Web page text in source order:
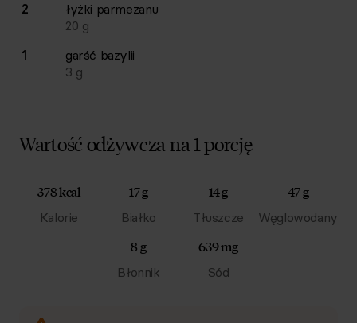
2 łyżki parmezanu
20 g
1
garść bazylii
3 g
Wartość odżywcza na 1 porcję
378 kcal
Kalorie
17 g
Białko
14 g
Tłuszcze
47 g
Węglowodany
8 g
Błonnik
639 mg
Sód